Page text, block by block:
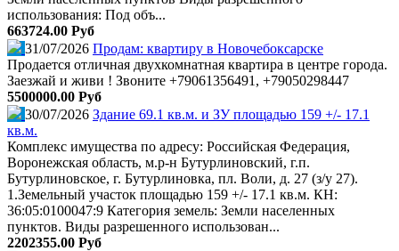
использования: Под объ...
663724.00 Руб
31/07/2026 Продам: квартиру в Новочебоксарске
Продается отличная двухкомнатная квартира в центре города.
Заезжай и живи ! Звоните +79061356491, +79050298447
5500000.00 Руб
30/07/2026 Здание 69.1 кв.м. и ЗУ площадью 159 +/- 17.1
кв.м.
Комплекс имущества по адресу: Российская Федерация,
Воронежская область, м.р-н Бутурлиновский, г.п.
Бутурлиновское, г. Бутурлиновка, пл. Воли, д. 27 (з/у 27).
1.Земельный участок площадью 159 +/- 17.1 кв.м. КН:
36:05:0100047:9 Категория земель: Земли населенных
пунктов. Виды разрешенного использован...
2202355.00 Руб